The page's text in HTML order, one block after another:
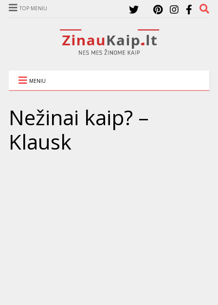
TOP MENIU
MENIU
Nežinai kaip? –
Klausk